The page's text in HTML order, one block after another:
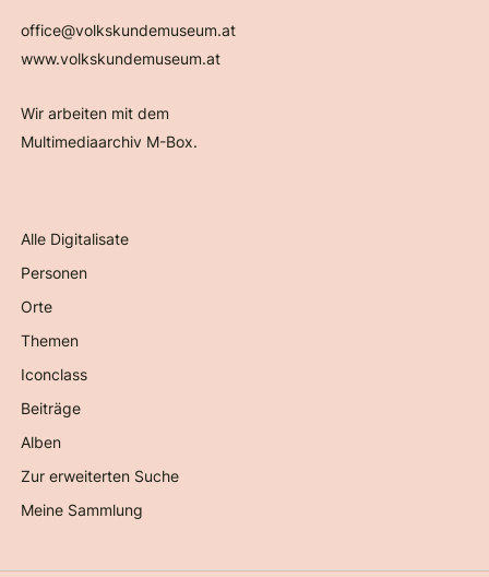
office@volkskundemuseum.at
www.volkskundemuseum.at
Wir arbeiten mit dem
Multimediaarchiv M-Box.
Alle Digitalisate
Personen
Orte
Themen
Iconclass
Beiträge
Alben
Zur erweiterten Suche
Meine Sammlung